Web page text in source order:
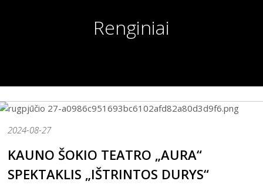
2022 (XIX festivalis)
2019 (XVI festivalis)
2018 (XV festivalis)
Renginiai
2024-08-27
KAUNO ŠOKIO TEATRO „AURA“
SPEKTAKLIS „IŠTRINTOS DURYS“